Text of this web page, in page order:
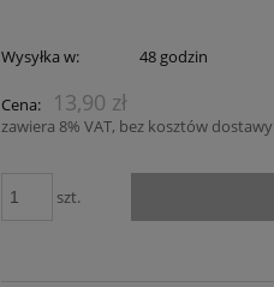
Wysyłka w: 48 godzin
Cena: 13,90 zł
zawiera 8% VAT, bez kosztów dostawy
szt.